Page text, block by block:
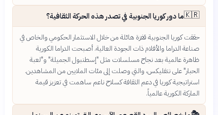
🇰🇷ما دور كوريا الجنوبية في تصدر هذه الحركة الثقافية؟
حققت كوريا الجنوبية قفزة هائلة من خلال الاستثمار الحكومي والخاص في
صناعة الدراما والأفلام ذات الجودة العالية. أصبحت الدراما الكورية
ظاهرة عالمية بعد نجاح مسلسلات مثل "إسطنبول الجميلة" و"لعبة
الحبار" على نتفليكس، والتي وصلت إلى مئات الملايين من المشاهدين.
استراتيجية كوريا في دعم الثقافة كسلاح ناعم ساهمت في تعزيز قيمة
الماركة الكورية عالمياً.